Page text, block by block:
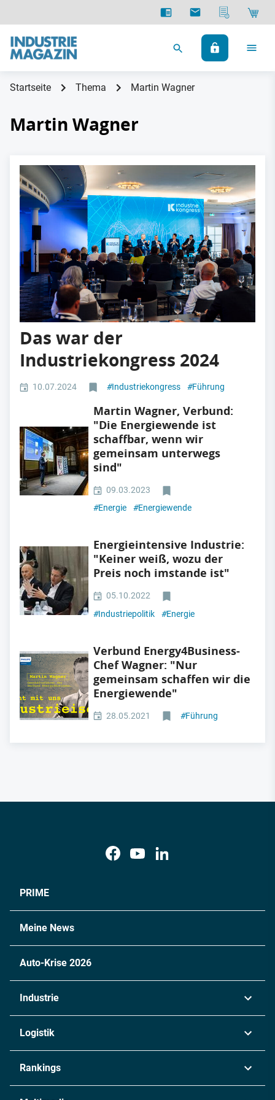
Startseite Thema Martin Wagner
Martin Wagner
Das war der
Industriekongress 2024
10.07.2024 #Industriekongress #Führung
Martin Wagner, Verbund:
"Die Energiewende ist
schaffbar, wenn wir
gemeinsam unterwegs
sind"
09.03.2023
#Energie #Energiewende
Energieintensive Industrie:
"Keiner weiß, wozu der
Preis noch imstande ist"
05.10.2022
#Industriepolitik #Energie
Verbund Energy4Business-
Chef Wagner: "Nur
gemeinsam schaffen wir die
Energiewende"
28.05.2021 #Führung
PRIME
Meine News
Auto-Krise 2026
Industrie
Chemie
Metall
Logistik
Rankings